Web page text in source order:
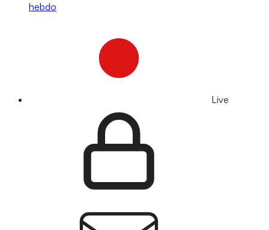
hebdo
Live